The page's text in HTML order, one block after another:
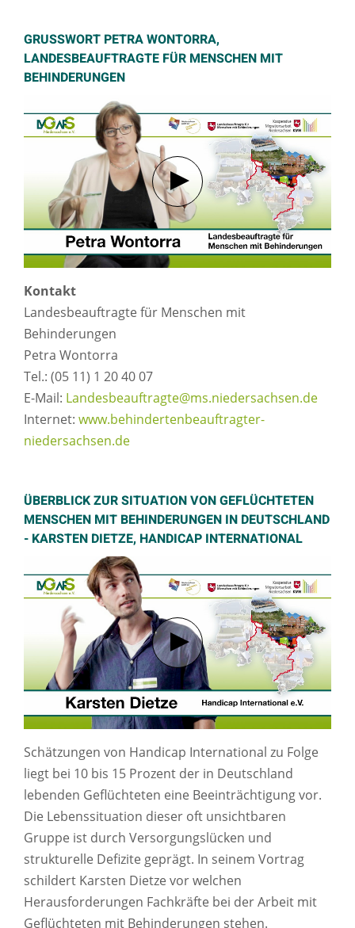
GRUSSWORT PETRA WONTORRA, L
ANDESBEAUFTRAGTE FÜR MENSCHEN MIT B
EHINDERUNGEN
Verbindung mit Youtube
Kontakt
Landesbeauftragte für Menschen mit
Behinderungen
Petra Wontorra
Tel.: (05 11) 1 20 40 07
E-Mail: Landesbeauftragte@ms.niedersachsen.de
Internet: www.behindertenbeauftragter-
niedersachsen.de
ÜBERBLICK ZUR SITUATION VON GEFLÜCHTETEN
MENSCHEN MIT BEHINDERUNGEN IN DEUTSCHLAND
- KARSTEN DIETZE, HANDICAP INTERNATIONAL
Verbindung mit Youtube
Schätzungen von Handicap International zu Folge
liegt bei 10 bis 15 Prozent der in Deutschland
lebenden Geflüchteten eine Beeinträchtigung vor.
Die Lebenssituation dieser oft unsichtbaren
Gruppe ist durch Versorgungslücken und
strukturelle Defizite geprägt. In seinem Vortrag
schildert Karsten Dietze vor welchen
Herausforderungen Fachkräfte bei der Arbeit mit
Geflüchteten mit Behinderungen stehen.